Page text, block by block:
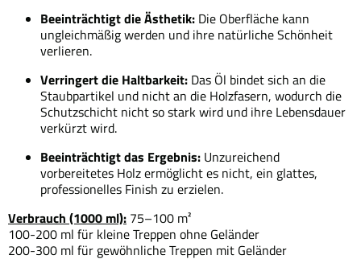
Beeinträchtigt die Ästhetik: Die Oberfläche kann
ungleichmäßig werden und ihre natürliche Schönheit
verlieren.
Verringert die Haltbarkeit: Das Öl bindet sich an die
Staubpartikel und nicht an die Holzfasern, wodurch die
Schutzschicht nicht so stark wird und ihre Lebensdauer
verkürzt wird.
Beeinträchtigt das Ergebnis: Unzureichend
vorbereitetes Holz ermöglicht es nicht, ein glattes,
professionelles Finish zu erzielen.
Verbrauch (1000 ml): 75–100 m²
100-200 ml für kleine Treppen ohne Geländer
200-300 ml für gewöhnliche Treppen mit Geländer